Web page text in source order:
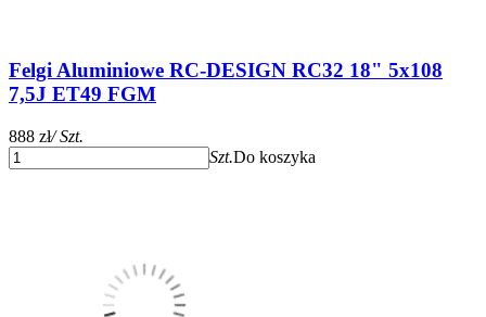
Felgi Aluminiowe RC-DESIGN RC32 18" 5x108
7,5J ET49 FGM
888 zł/ Szt.
Szt.Do koszyka